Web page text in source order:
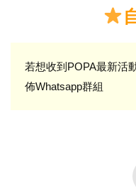
若想收到POPA最新活
佈Whatsapp群組